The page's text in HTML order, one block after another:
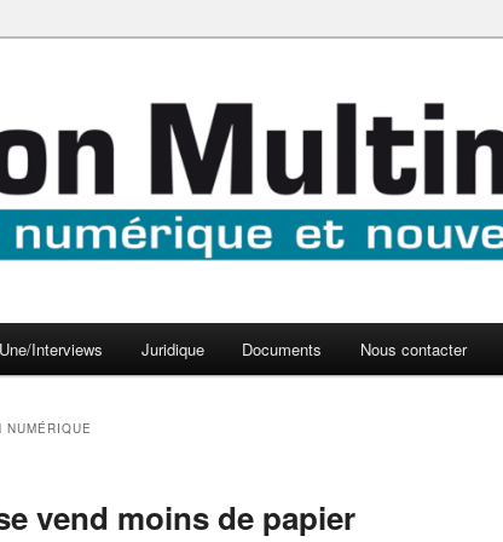
Une/Interviews Juridique Documents Nous contacter
NUMÉRIQUE
vend moins de papier